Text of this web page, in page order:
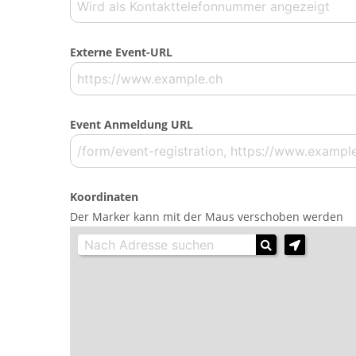
Externe Event-URL
Event Anmeldung URL
Koordinaten
Der Marker kann mit der Maus verschoben werden